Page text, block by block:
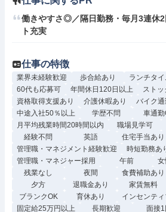
働きやすさ◎／隔日勤務・毎月3連休
ト充実
仕事の特徴
業界未経験歓迎 歩合給あり ランチタイ
60代も応募可
年間休日120日以上
ストッ
資格取得支援あり
介護休暇あり バイク
中途入社50％以上
学歴不問
車通勤
月平均残業時間20時間以内
職場見学可
経験不問
英語
住宅手当あり
管理職・マネジメント経験歓迎
時短勤務あ
管理職・マネジャー採用
午前
女
残業なし
夜間 食費補助あり
夕方
退職金あり 家賃無料
ブランクOK
育休あり インセンティ
固定給25万円以上
長期歓迎 面接1